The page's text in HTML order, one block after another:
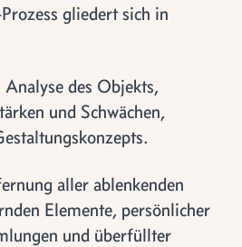
gliedert sich in
des Objekts,
und Schwächen,
aller ablenkenden
Elemente, persönlicher
und überfüllter